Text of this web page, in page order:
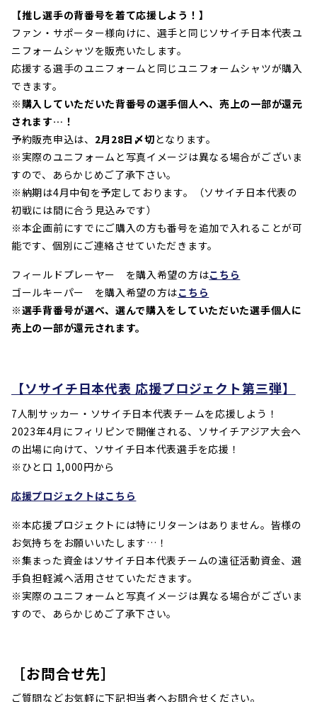
【推し選手の背番号を着て応援しよう！】
ファン・サポーター様向けに、選手と同じソサイチ日本代表ユ
ニフォームシャツを販売いたします。
応援する選手のユニフォームと同じユニフォームシャツが購入
できます。
※購入していただいた背番号の選手個人へ、売上の一部が還元
されます…！
予約販売申込は、 2月28日〆切となります。
※実際のユニフォームと写真イメージは異なる場合がございま
すので、あらかじめご了承下さい。
※納期は4月中旬を予定しております。
（ソサイチ日本代表の
初戦には間に合う見込みです）
※本企画前にすでにご購入の方も番号を追加で入れることが可
能です、個別にご連絡させていただきます。
フィールドプレーヤー を購入希望の方はこちら
ゴールキーパー を購入希望の方はこちら
※選手背番号が選べ、選んで購入をしていただいた選手個人に
売上の一部が還元されます。
【ソサイチ日本代表 応援プロジェクト第三弾】
7人制サッカー・ソサイチ日本代表チームを応援しよう！
2023年4月にフィリピンで開催される、ソサイチアジア大会へ
の出場に向けて、ソサイチ日本代表選手を応援！
※ひと口 1,000円から
応援プロジェクトはこちら
※本応援プロジェクトには特にリターンはありません。皆様の
お気持ちをお願いいたします…！
※集まった資金はソサイチ日本代表チームの遠征活動資金、選
手負担軽減へ活用させていただきます。
※実際のユニフォームと写真イメージは異なる場合がございま
すので、あらかじめご了承下さい。
［お問合せ先］
ご質問などお気軽に下記担当者へお問合せください。